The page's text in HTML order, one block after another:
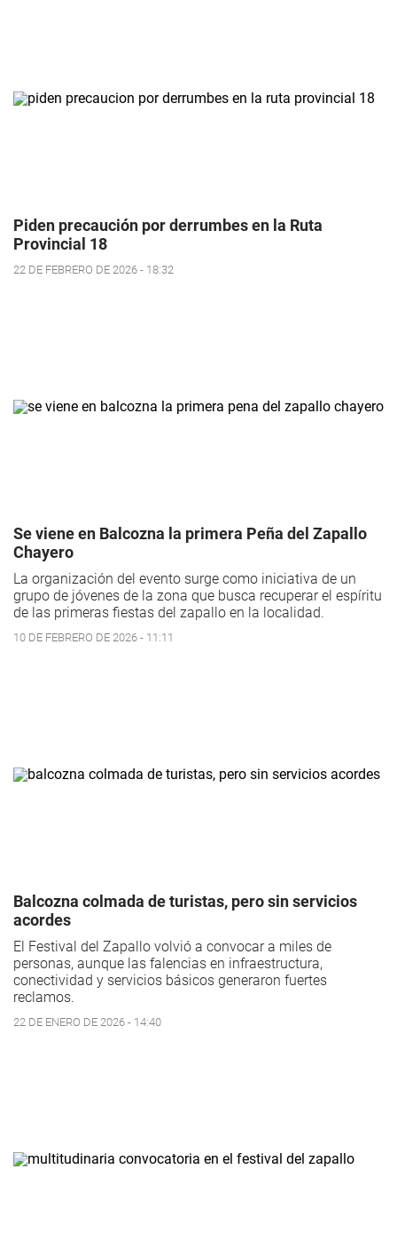
Piden precaución por derrumbes en la Ruta
Provincial 18
22 DE FEBRERO DE 2026 - 18:32
Se viene en Balcozna la primera Peña del Zapallo
Chayero
La organización del evento surge como iniciativa de un
grupo de jóvenes de la zona que busca recuperar el espíritu
de las primeras fiestas del zapallo en la localidad.
10 DE FEBRERO DE 2026 - 11:11
Balcozna colmada de turistas, pero sin servicios
acordes
El Festival del Zapallo volvió a convocar a miles de
personas, aunque las falencias en infraestructura,
conectividad y servicios básicos generaron fuertes
reclamos.
22 DE ENERO DE 2026 - 14:40